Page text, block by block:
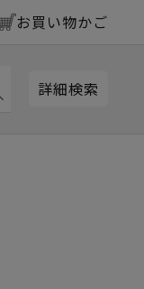
お買い物かご
詳細検索